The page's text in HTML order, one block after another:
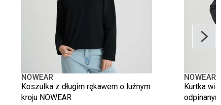
NOWEAR
Koszulka z długim rękawem o luźnym
kroju NOWEAR
NOWEAR
Kurtka